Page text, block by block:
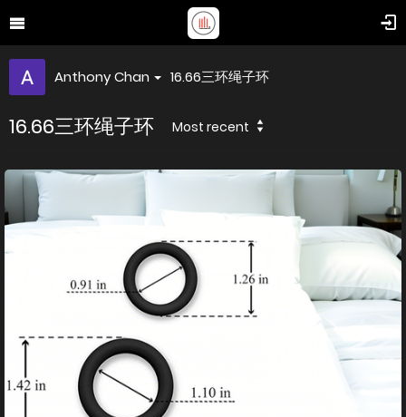
Anthony Chan 16.66三环绳子环
16.66三环绳子环 Most recent